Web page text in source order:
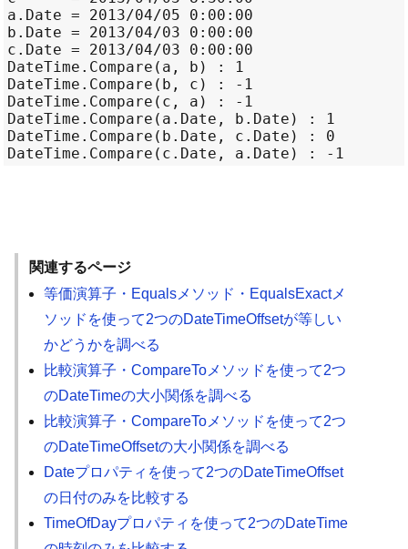
a.Date = 2013/04/05 0:00:00
b.Date = 2013/04/03 0:00:00
c.Date = 2013/04/03 0:00:00
DateTime.Compare(a, b) : 1
DateTime.Compare(b, c) : -1
DateTime.Compare(c, a) : -1
DateTime.Compare(a.Date, b.Date) : 1
DateTime.Compare(b.Date, c.Date) : 0
関連するページ
等価演算子・Equalsメソッド・EqualsExactメ
ソッドを使って2つのDateTimeOffsetが等しい
かどうかを調べる
比較演算子・CompareToメソッドを使って2つ
のDateTimeの大小関係を調べる
比較演算子・CompareToメソッドを使って2つ
のDateTimeOffsetの大小関係を調べる
Dateプロパティを使って2つのDateTimeOffset
の日付のみを比較する
TimeOfDayプロパティを使って2つのDateTime